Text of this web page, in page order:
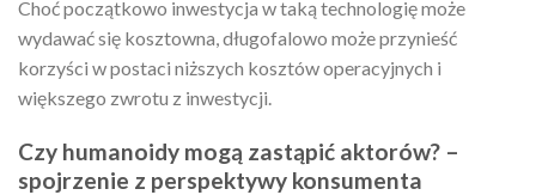
Choć początkowo inwestycja w taką technologię może
wydawać się kosztowna, długofalowo może przynieść
korzyści w postaci niższych kosztów operacyjnych i
większego zwrotu z inwestycji.
Czy humanoidy mogą zastąpić aktorów? –
spojrzenie z perspektywy konsumenta